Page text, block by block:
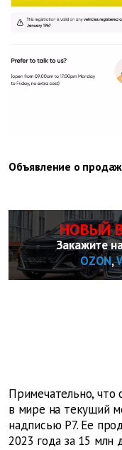
Объявление о
НОВЫЙ
Закажите
OZON,
Примечательно,
в мире на текущий
надписью P7. Ее
2023 года за 15 млн